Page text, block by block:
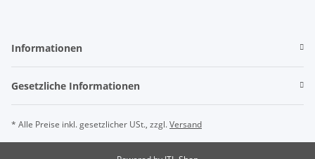
Informationen
Gesetzliche Informationen
* Alle Preise inkl. gesetzlicher USt., zzgl.Versand